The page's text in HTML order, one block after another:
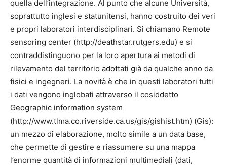
quella dell’integrazione. Al punto che alcune Università,
soprattutto inglesi e statunitensi, hanno costruito dei veri
e propri laboratori interdisciplinari. Si chiamano Remote
sensoring center (http://deathstar.rutgers.edu) e si
contraddistinguono per la loro apertura ai metodi di
rilevamento del territorio adottati già da qualche anno da
fisici e ingegneri. La novità è che in questi laboratori tutti
i dati vengono inglobati attraverso il cosiddetto
Geographic information system
(http://www.tlma.co.riverside.ca.us/gis/gishist.htm) (Gis):
un mezzo di elaborazione, molto simile a un data base,
che permette di gestire e riassumere su una mappa
l’enorme quantità di informazioni multimediali (dati,